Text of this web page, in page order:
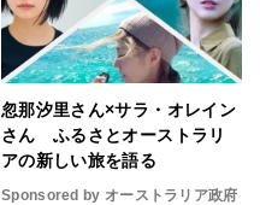
忽那汐里さん×サラ・オレイン
さん ふるさとオーストラリ
アの新しい旅を語る
Sponsored by オーストラリア政府